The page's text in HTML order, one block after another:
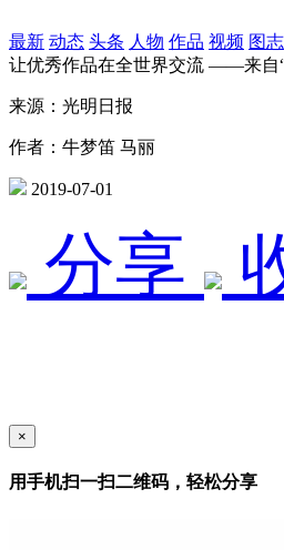
最新 动态 头条 人物 作品 视频 图志
让优秀作品在全世界交流 ——来自
来源：光明日报
作者：牛梦笛 马丽
2019-07-01
分享
×
用手机扫一扫二维码，轻松分享